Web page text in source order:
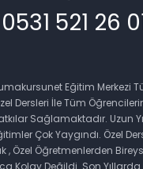
0531 521 26
Eğitim Merkezi
Dersleri İle Tüm
Sağlamaktadır. Uzun
Çok Yaygındı. Özel
, Özel Öğretmenlerden
Cevap Yaz